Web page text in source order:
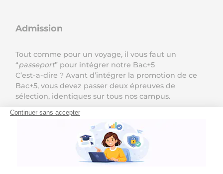
Admission
Tout comme pour un voyage, il vous faut un
“passeport” pour intégrer notre Bac+5
C’est-a-dire ? Avant d’intégrer la promotion de ce
Bac+5, vous devez passer deux épreuves de
sélection, identiques sur tous nos campus.
1. Vous candidatez directement depuis le
2. Vous passez les épreuves en lignes dont un test
en ligne de 45 minutes et un entretien de
motivation de 45 minutes.